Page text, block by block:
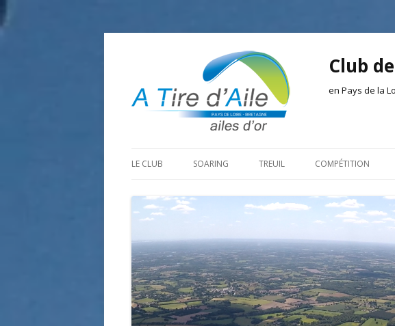
Club
en Pays de la
LE CLUB
ADHÉRER
CONTACT
SOARING
LE PREDAIRE
LA BOUTINARDIÈRE
AUTRES SITES DE VOL
TREUIL
ORGANISATION DE LA SÉANCE
LE MATÉRIEL
COMPÉTITION